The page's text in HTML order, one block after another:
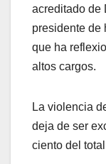
acreditado de
presidente de
que ha
altos cargos.
La violencia
deja de ser
ciento del